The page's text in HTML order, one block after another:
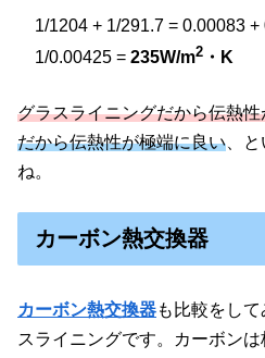
1/1204 + 1/291.7 = 0.00083 +
1/0.00425 = 235W/m2 ・K
グラスライニングだから伝熱
だから伝熱性が極端に良い 、
ね。
カーボン熱交換器
カーボン熱交換器も比較をし
スライニングです。カーボン